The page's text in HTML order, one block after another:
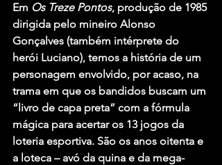
Em Os Treze Pontos, produção de 1985
dirigida pelo mineiro Alonso
Gonçalves (também intérprete do
herói Luciano), temos a história de um
personagem envolvido, por acaso, na
trama em que os bandidos buscam um
“livro de capa preta” com a fórmula
mágica para acertar os 13 jogos da
loteria esportiva. São os anos oitenta e
a loteca – avó da quina e da mega-